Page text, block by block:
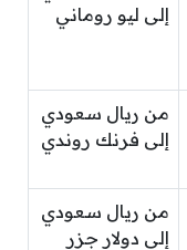
إلى ليو روماني
من ريال سعودي
إلى فرنك روندي
من ريال سعودي
إلى دولار جزر